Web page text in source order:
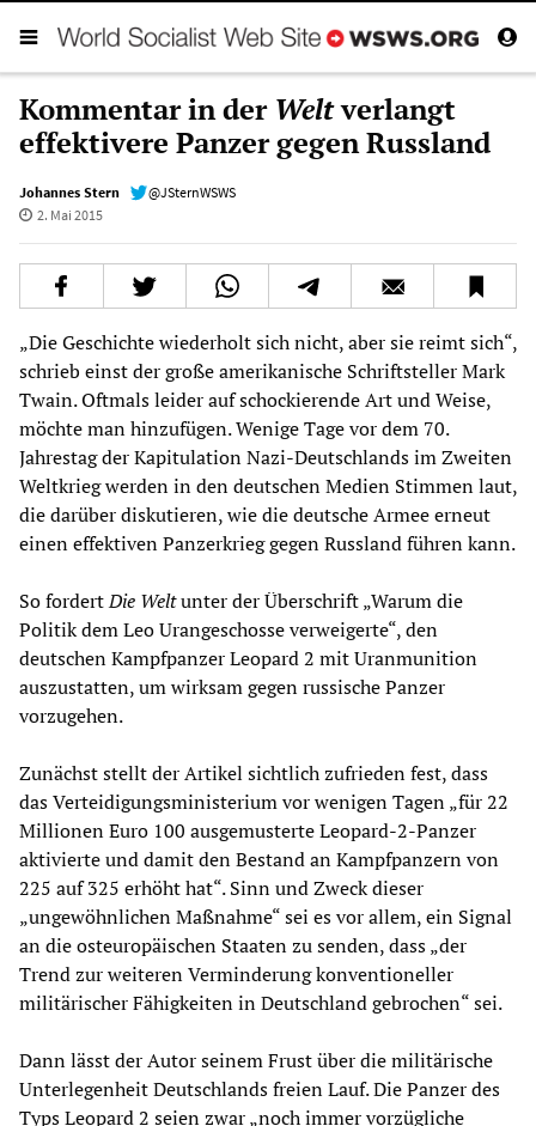
Kommentar in der Weltverlangt
effektivere Panzer gegen Russland
Johannes Stern
@JSternWSWS
2. Mai 2015
„Die Geschichte wiederholt sich nicht, aber sie reimt sich“,
schrieb einst der große amerikanische Schriftsteller Mark
Twain. Oftmals leider auf schockierende Art und Weise,
möchte man hinzufügen. Wenige Tage vor dem 70.
Jahrestag der Kapitulation Nazi-Deutschlands im Zweiten
Weltkrieg werden in den deutschen Medien Stimmen laut,
die darüber diskutieren, wie die deutsche Armee erneut
einen effektiven Panzerkrieg gegen Russland führen kann.
So fordertDie Weltunter der Überschrift „Warum die
Politik dem Leo Urangeschosse verweigerte“, den
deutschen Kampfpanzer Leopard 2 mit Uranmunition
auszustatten, um wirksam gegen russische Panzer
vorzugehen.
Zunächst stellt der Artikel sichtlich zufrieden fest, dass
das Verteidigungsministerium vor wenigen Tagen „für 22
Millionen Euro 100 ausgemusterte Leopard-2-Panzer
aktivierte und damit den Bestand an Kampfpanzern von
225 auf 325 erhöht hat“. Sinn und Zweck dieser
„ungewöhnlichen Maßnahme“ sei es vor allem, ein Signal
an die osteuropäischen Staaten zu senden, dass „der
Trend zur weiteren Verminderung konventioneller
militärischer Fähigkeiten in Deutschland gebrochen“ sei.
Dann lässt der Autor seinem Frust über die militärische
Unterlegenheit Deutschlands freien Lauf. Die Panzer des
Typs Leopard 2 seien zwar „noch immer vorzügliche